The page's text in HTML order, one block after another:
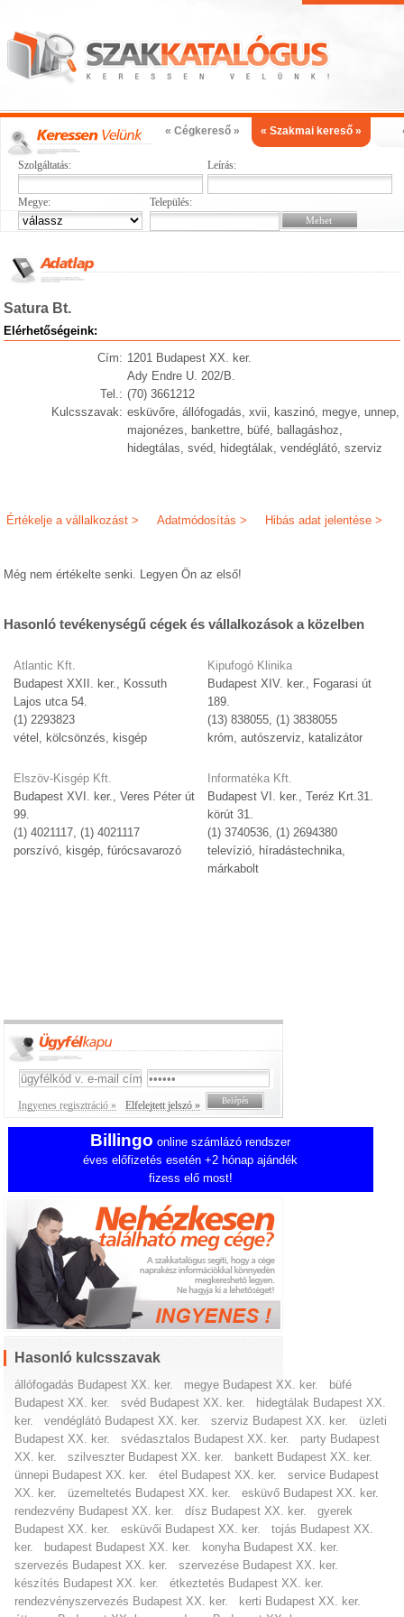
« Cégkereső » « Szakmai kereső »
Szolgáltatás: Leírás:
Megye: Település:
Satura Bt.
Elérhetőségeink:
Cím: 1201 Budapest XX. ker.
Ady Endre U. 202/B.
Tel.: (70) 3661212
Kulcsszavak: esküvőre, állófogadás, xvii, kaszinó, megye, unnep,
majonézes, bankettre, büfé, ballagáshoz,
hidegtálas, svéd, hidegtálak, vendéglátó, szerviz
Hibás adat jelentése >
Adatmódosítás >
Értékelje a vállalkozást >
Még nem értékelte senki. Legyen Ön az első!
Hasonló tevékenységű cégek és vállalkozások a közelben
Atlantic Kft.
Budapest XXII. ker., Kossuth
Lajos utca 54.
(1) 2293823
vétel, kölcsönzés, kisgép
Elszöv-Kisgép Kft.
Budapest XVI. ker., Veres Péter út
99.
(1) 4021117, (1) 4021117
porszívó, kisgép, fúrócsavarozó
Kipufogó Klinika
Budapest XIV. ker., Fogarasi út
189.
(13) 838055, (1) 3838055
króm, autószerviz, katalizátor
Informatéka Kft.
Budapest VI. ker., Teréz Krt.31.
körút 31.
(1) 3740536, (1) 2694380
televízió, híradástechnika,
márkabolt
Ingyenes regisztráció » Elfelejtett jelszó »
Billingo online számlázó rendszer
éves előfizetés esetén +2 hónap ajándék
fizess elő most!
Hasonló kulcsszavak
állófogadás Budapest XX. ker. megye Budapest XX. ker.
büfé
Budapest XX. ker.
svéd Budapest XX. ker.
hidegtálak Budapest XX.
ker.
vendéglátó Budapest XX. ker. szerviz Budapest XX. ker.
üzleti
Budapest XX. ker.
svédasztalos Budapest XX. ker.
party Budapest
XX. ker.
szilveszter Budapest XX. ker.
bankett Budapest XX. ker.
ünnepi Budapest XX. ker.
étel Budapest XX. ker.
service Budapest
XX. ker.
üzemeltetés Budapest XX. ker.
esküvő Budapest XX. ker.
rendezvény Budapest XX. ker.
dísz Budapest XX. ker.
gyerek
Budapest XX. ker.
esküvői Budapest XX. ker.
tojás Budapest XX.
ker.
budapest Budapest XX. ker.
konyha Budapest XX. ker.
szervezés Budapest XX. ker.
szervezése Budapest XX. ker.
készítés Budapest XX. ker.
étkeztetés Budapest XX. ker.
rendezvényszervezés Budapest XX. ker.
kerti Budapest XX. ker.